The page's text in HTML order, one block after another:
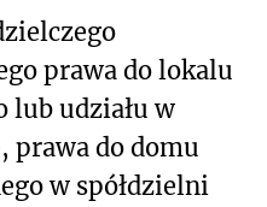
prawa do lokalu
lub udziału w
prawa do domu
w spółdzielni